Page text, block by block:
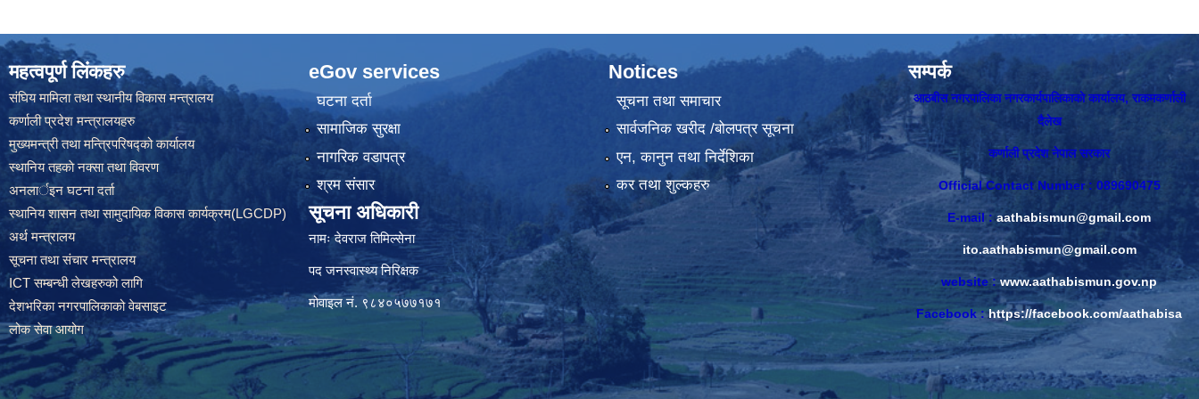
महत्वपूर्ण लिंकहरु
संघिय मामिला तथा स्थानीय विकास मन्त्रालय
कर्णाली प्रदेश मन्त्रालयहरु
मुख्यमन्त्री तथा मन्त्रिपरिषद्को कार्यालय
स्थानिय तहकाे नक्सा तथा विवरण
अनलार्इन घटना दर्ता
स्थानिय शासन तथा सामुदायिक विकास कार्यक्रम(LGCDP)
अर्थ मन्त्रालय
सूचना तथा संचार मन्त्रालय
ICT सम्बन्धी लेखहरुको लागि
देशभरिका नगरपालिकाको वेबसाइट
लोक सेवा आयोग
eGov services
घटना दर्ता
सामाजिक सुरक्षा
नागरिक वडापत्र
श्रम संसार
सूचना अधिकारी
नामः देवराज तिमिल्सेना
पद जनस्वास्थ्य निरिक्षक
मोवाइल नं. ९८४०५७७१७१
Notices
सूचना तथा समाचार
सार्वजनिक खरीद /बोलपत्र सूचना
एन, कानुन तथा निर्देशिका
कर तथा शुल्कहरु
सम्पर्क
आठबीस नगरपालिका नगरकार्यपालिकाकाे कार्यालय, राकमकर्णाली
दैलेख
कर्णाली प्रदेश नेपाल सरकार
Official Contact Number : 089690475
E-mail :aathabismun@gmail.com
ito.aathabismun@gmail.com
website :www.aathabismun.gov.np
Facebook :https://facebook.com/aathabisa